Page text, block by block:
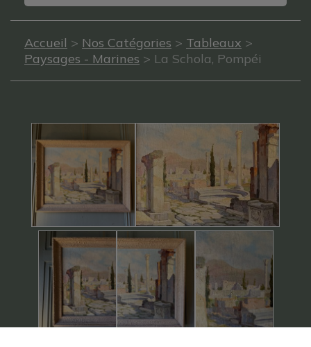
Accueil > Nos Catégories > Tableaux >
Paysages - Marines > La Schola, Pompéi